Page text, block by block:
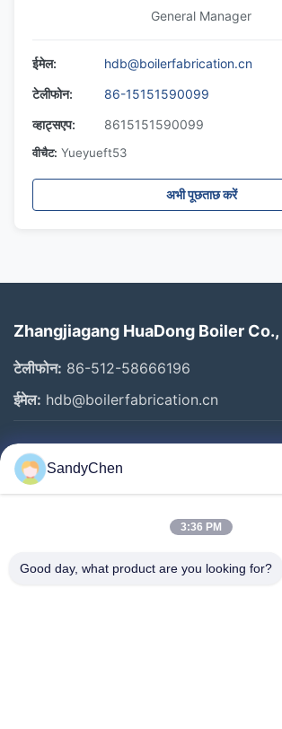
General Manager
ईमेल:
hdb@boilerfabrication.cn
टेलीफोन:
86-15151590099
व्हाट्सएप:
8615151590099
वीचैट: Yueyueft53
अभी पूछताछ करें
Zhangjiagang HuaDong Boiler Co.,
टेलीफोन: 86-512-58666196
ईमेल: hdb@boilerfabrication.cn
त्वरित लिंक
घर
वीडियो
SandyChen
3:36 PM
Good day, what product are you looking for?